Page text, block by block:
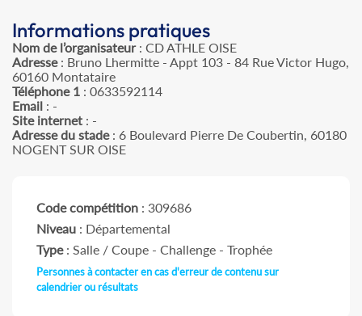
Informations pratiques
Nom de l’organisateur: CD ATHLE OISE
Adresse: Bruno Lhermitte - Appt 103 - 84 Rue Victor Hugo,
60160 Montataire
Téléphone 1 : 0633592114
Email : -
Site internet : -
Adresse du stade: 6 Boulevard Pierre De Coubertin, 60180
NOGENT SUR OISE
Code compétition : 309686
Niveau : Départemental
Type: Salle / Coupe - Challenge - Trophée
Personnes à contacter en cas d'erreur de contenu sur
calendrier ou résultats